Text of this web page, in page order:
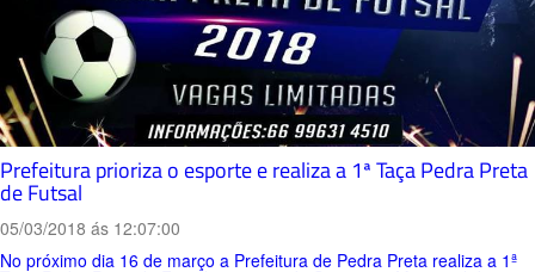
Prefeitura prioriza o esporte e realiza a 1ª Taça Pedra Preta
de Futsal
05/03/2018 ás 12:07:00
No próximo dia 16 de março a Prefeitura de Pedra Preta realiza a 1ª